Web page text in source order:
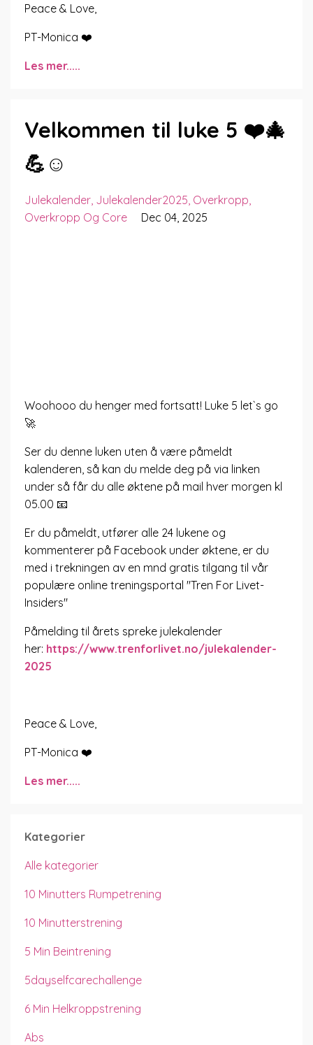
Peace & Love,
PT-Monica ❤️
Les mer.....
Velkommen til luke 5 ❤️🎄
💪☺️
Julekalender Julekalender2025 Overkropp
Overkropp Og Core
Dec 04, 2025
Woohooo du henger med fortsatt! Luke 5 let`s go
🚀
Ser du denne luken uten å være påmeldt
kalenderen, så kan du melde deg på via linken
under så får du alle øktene på mail hver morgen kl
05.00 📧
Er du påmeldt, utfører alle 24 lukene og
kommenterer på Facebook under øktene, er du
med i trekningen av en mnd gratis tilgang til vår
populære online treningsportal "Tren For Livet-
Insiders"
Påmelding til årets spreke julekalender
her: https://www.trenforlivet.no/julekalender-
2025
Peace & Love,
PT-Monica ❤️
Les mer.....
Kategorier
Alle kategorier
10 Minutters Rumpetrening
10 Minutterstrening
5 Min Beintrening
5dayselfcarechallenge
6 Min Helkroppstrening
Abs